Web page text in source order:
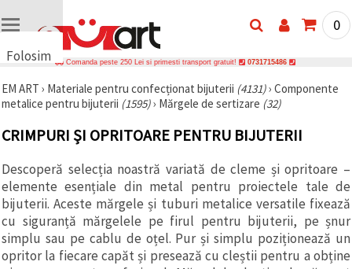
Folosim
uri
🍪 Folosim
și
similare
pentru a
asigura
funcționarea
corectă a
site-ului,
pentru a vă
îmbunătăți
experiența
0
Comanda peste 250 Lei si primesti transport gratuit! 0731715486
EM ART › Materiale pentru confecționat bijuterii (4131)› Componente
metalice pentru bijuterii (1595)› Mărgele de sertizare (32)
CRIMPURI ȘI OPRITOARE PENTRU BIJUTERII
Descoperă selecția noastră variată de cleme și opritoare –
elemente esențiale din metal pentru proiectele tale de
bijuterii. Aceste mărgele și tuburi metalice versatile fixează
cu siguranță mărgelele pe firul pentru bijuterii, pe șnur
simplu sau pe cablu de oțel. Pur și simplu poziționează un
opritor la fiecare capăt și presează cu cleștii pentru a obține